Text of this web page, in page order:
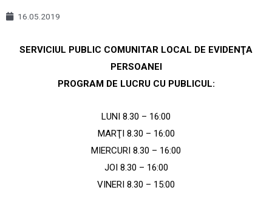
16.05.2019
SERVICIUL PUBLIC COMUNITAR LOCAL DE EVIDENŢA
PERSOANEI
PROGRAM DE LUCRU CU PUBLICUL:
LUNI 8.30 – 16:00
MARŢI 8.30 – 16:00
MIERCURI 8.30 – 16:00
JOI 8.30 – 16:00
VINERI 8.30 – 15:00